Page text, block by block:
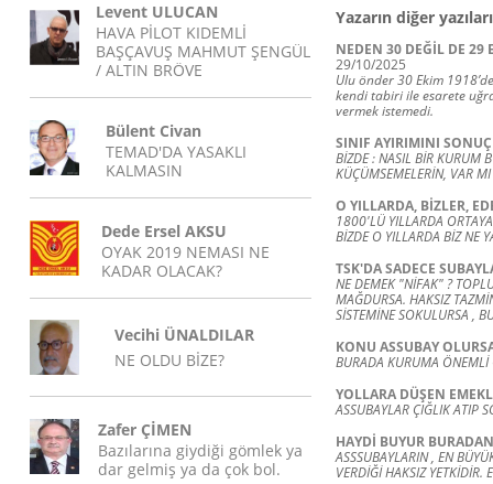
Levent ULUCAN
HAVA PİLOT KIDEMLİ
BAŞÇAVUŞ MAHMUT ŞENGÜL
/ ALTIN BRÖVE
Bülent Civan
TEMAD'DA YASAKLI
KALMASIN
Dede Ersel AKSU
OYAK 2019 NEMASI NE
KADAR OLACAK?
Vecihi ÜNALDILAR
NE OLDU BİZE?
Zafer ÇİMEN
Bazılarına giydiği gömlek ya
dar gelmiş ya da çok bol.
Yazarın diğer yazıları
NEDEN 30 DEĞİL DE
29/10/2025
Ulu önder 30 Ekim
kendi tabiri ile esarete
vermek istemedi.
SINIF AYIRIMINI
BİZDE : NASIL BİR KURUM
KÜÇÜMSEMELERİN, VAR
O YILLARDA, BİZLER,
1800'LÜ YILLARDA
BİZDE O YILLARDA BİZ NE
TSK'DA SADECE
NE DEMEK "NİFAK" ?
MAĞDURSA. HAKSIZ
SİSTEMİNE SOKULURSA ,
KONU ASSUBAY
BURADA KURUMA ÖNEMLİ
YOLLARA DÜŞEN
ASSUBAYLAR ÇIĞLIK ATIP
HAYDİ BUYUR
ASSSUBAYLARIN , EN
VERDİĞİ HAKSIZ YETKİDİR.